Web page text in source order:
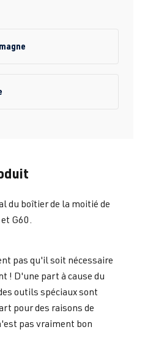
du boîtier de la moitié de
G60.
pas qu'il soit nécessaire
! D'une part à cause du
outils spéciaux sont
pour des raisons de
pas vraiment bon